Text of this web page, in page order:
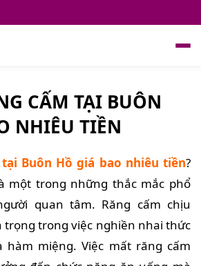
CẤM TẠI BUÔN
NHIÊU TIỀN
Buôn Hồ giá bao nhiêu tiền?
một trong những thắc mắc phổ
quan tâm. Răng cấm chịu
trong việc nghiền nhai thức
miệng. Việc mất răng cấm